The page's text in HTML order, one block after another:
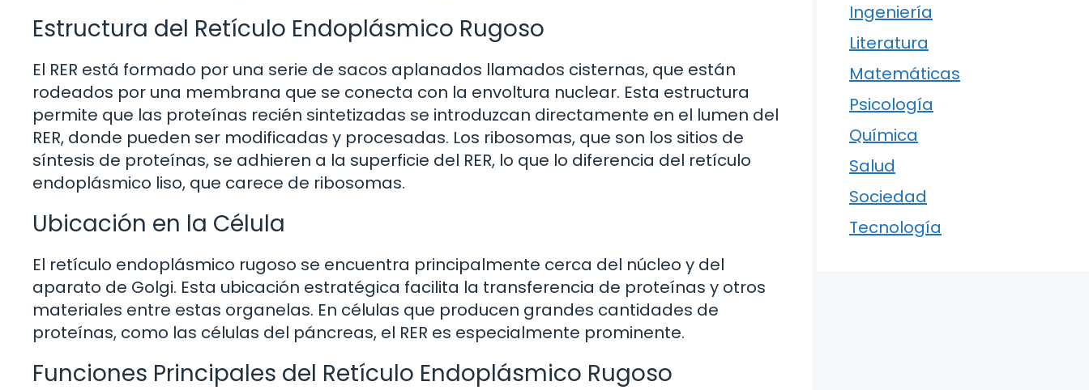
Estructura del Retículo Endoplásmico Rugoso
El RER está formado por una serie de sacos aplanados llamados cisternas, que están
rodeados por una membrana que se conecta con la envoltura nuclear. Esta estructura
permite que las proteínas recién sintetizadas se introduzcan directamente en el lumen del
RER, donde pueden ser modificadas y procesadas. Los ribosomas, que son los sitios de
síntesis de proteínas, se adhieren a la superficie del RER, lo que lo diferencia del retículo
endoplásmico liso, que carece de ribosomas.
Ubicación en la Célula
El retículo endoplásmico rugoso se encuentra principalmente cerca del núcleo y del
aparato de Golgi. Esta ubicación estratégica facilita la transferencia de proteínas y otros
materiales entre estas organelas. En células que producen grandes cantidades de
proteínas, como las células del páncreas, el RER es especialmente prominente.
Funciones Principales del Retículo Endoplásmico Rugoso
Ingeniería
Literatura
Matemáticas
Psicología
Química
Salud
Sociedad
Tecnología